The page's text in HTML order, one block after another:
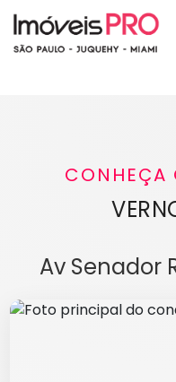
Av Senador